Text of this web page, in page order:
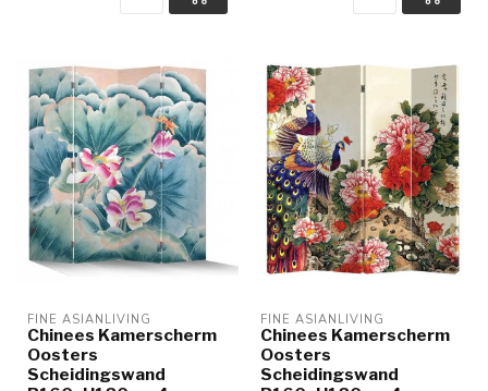
FINE ASIANLIVING
Chinees Kamerscherm
Oosters
Scheidingswand
FINE ASIANLIVING
Chinees Kamerscherm
Oosters
Scheidingswand